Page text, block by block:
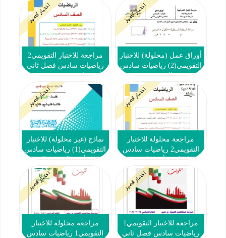
اختبار قصير
أوراق عمل (محلولة) للاختبار
التقويمي(2) رياضيات سادس
اختبار قصير
مراجعة للاختبار التقويمي2
رياضيات سادس فصل ثاني
اختبار قصير
مراجعة محلولة للاختبار
التقويمي2 رياضيات سادس
2024-2025
اختبار قصير
نماذج (غير محلولة) للاختبار
التقويمي(1) رياضيات سادس
اختبار قصير
مراجعة للاختبار التقويمي1
رياضيات سادس فصل ثاني
اختبار قصير
مراجعة محلولة للاختبار
التقويمي1 رياضيات سادس